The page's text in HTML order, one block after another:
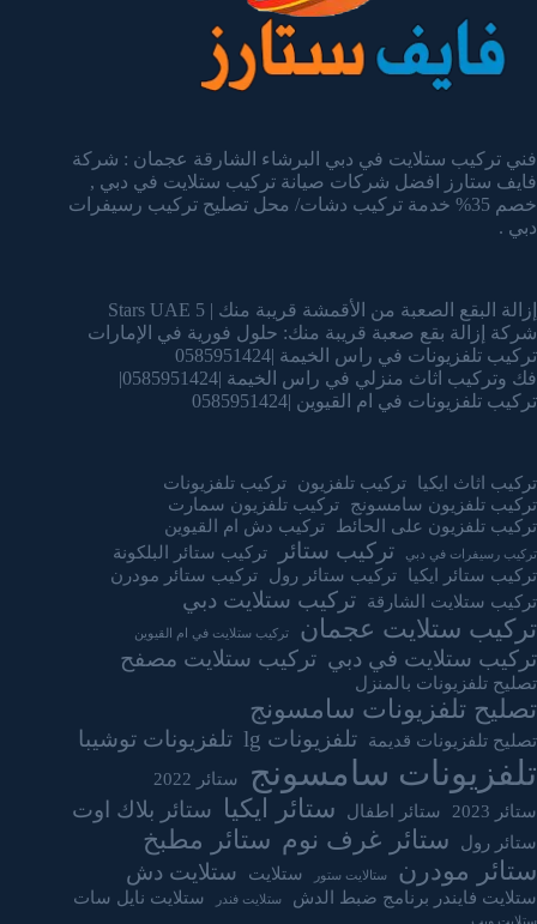
فني تركيب ستلايت في دبي البرشاء الشارقة عجمان : شركة
فايف ستارز افضل شركات صيانة تركيب ستلايت في دبي ,
خصم 35% خدمة تركيب دشات/ محل تصليح تركيب رسيفرات
دبي .
إزالة البقع الصعبة من الأقمشة قريبة منك | 5 Stars UAE
شركة إزالة بقع صعبة قريبة منك: حلول فورية في الإمارات
تركيب تلفزيونات في راس الخيمة |0585951424
فك وتركيب اثاث منزلي في راس الخيمة |0585951424|
تركيب تلفزيونات في ام القيوين |0585951424
تركيب اثاث ايكيا تركيب تلفزيون
تركيب تلفزيونات
تركيب تلفزيون سامسونج
تركيب تلفزيون سمارت
تركيب تلفزيون على الحائط
تركيب دش ام القيوين
تركيب رسيفرات في دبي تركيب ستائر
تركيب ستائر البلكونة
تركيب ستائر ايكيا
تركيب ستائر رول
تركيب ستائر مودرن
تركيب ستلايت الشارقة
تركيب ستلايت دبي
تركيب ستلايت عجمان تركيب ستلايت في ام القيوين
تركيب ستلايت في دبي تركيب ستلايت مصفح
تصليح تلفزيونات بالمنزل
تصليح تلفزيونات سامسونج
تصليح تلفزيونات قديمة تلفزيونات lg تلفزيونات توشيبا
تلفزيونات سامسونج
ستائر 2022
ستائر 2023
ستائر اطفال ستائر ايكيا ستائر بلاك اوت
ستائر رول ستائر غرف نوم ستائر مطبخ
ستائر مودرن
ستالايت ستور ستلايت ستلايت دش
ستلايت فايندر برنامج ضبط الدش ستلايت فندر ستلايت نايل سات